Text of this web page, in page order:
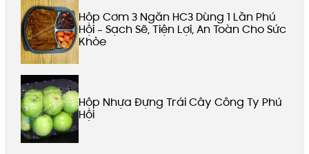
Hộp Cơm 3 Ngăn HC3 Dùng 1 Lần Phú
Hội – Sạch Sẽ, Tiện Lợi, An Toàn Cho Sức
Khỏe
Hộp Nhựa Đựng Trái Cây Công Ty Phú
Hội